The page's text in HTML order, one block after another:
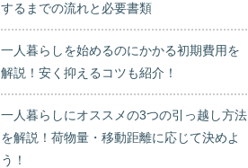
するまでの流れと必要書類
一人暮らしを始めるのにかかる初期費用を
解説！安く抑えるコツも紹介！
一人暮らしにオススメの3つの引っ越し方法
を解説！荷物量・移動距離に応じて決めよ
う！